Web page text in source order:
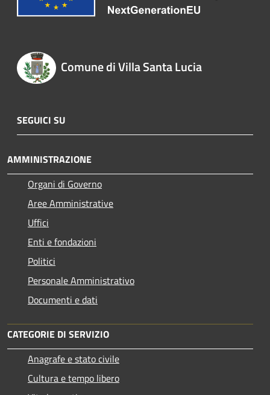
Comune di Villa Santa Lucia
SEGUICI SU
AMMINISTRAZIONE
Organi di Governo
Aree Amministrative
Uffici
Enti e fondazioni
Politici
Personale Amministrativo
Documenti e dati
CATEGORIE DI SERVIZIO
Anagrafe e stato civile
Cultura e tempo libero